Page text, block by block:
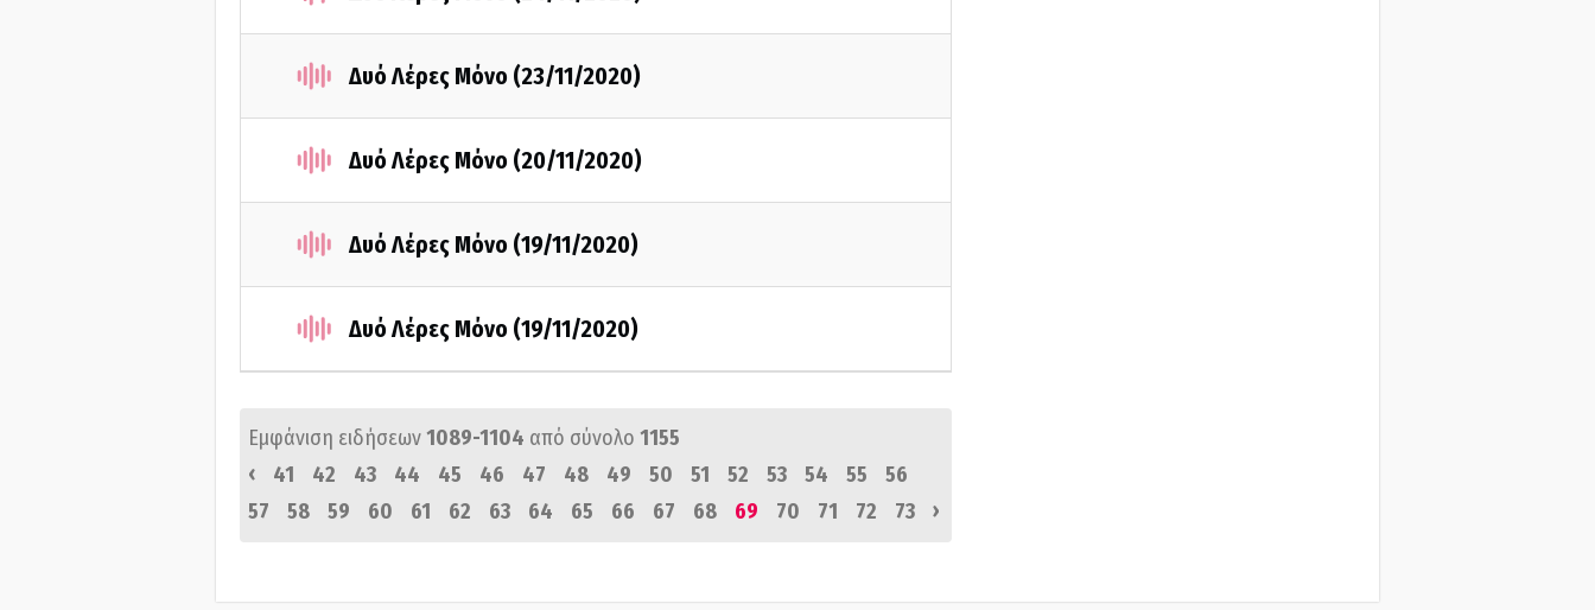
Δυό Λέρες Μόνο (23/11/2020)
Δυό Λέρες Μόνο (20/11/2020)
Δυό Λέρες Μόνο (19/11/2020)
Δυό Λέρες Μόνο (19/11/2020)
Εμφάνιση ειδήσεων1089-1104 από σύνολο 1155
‹
41 42 43 44 45 46 47 48 49 50 51 52 53 54 55
56
57
58 59 60 61 62 63 64 65 66 67 68 69 70 71 72 73 ›